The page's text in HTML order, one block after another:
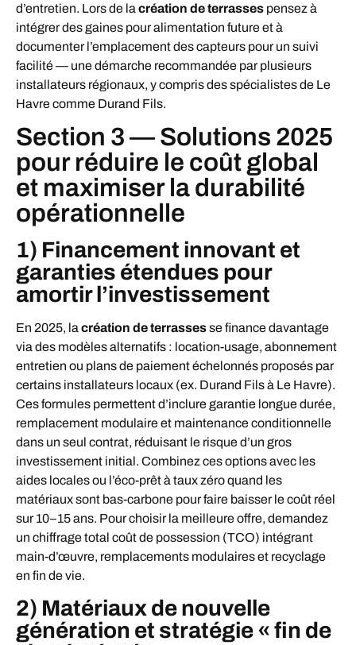
d’entretien. Lors de la création de terrasses pensez à
intégrer des gaines pour alimentation future et à
documenter l’emplacement des capteurs pour un suivi
facilité — une démarche recommandée par plusieurs
installateurs régionaux, y compris des spécialistes de Le
Havre comme Durand Fils.
Section 3 — Solutions 2025
pour réduire le coût global
et maximiser la durabilité
opérationnelle
1) Financement innovant et
garanties étendues pour
amortir l’investissement
En 2025, la création de terrassesse finance davantage
via des modèles alternatifs : location-usage, abonnement
entretien ou plans de paiement échelonnés proposés par
certains installateurs locaux (ex. Durand Fils à Le Havre).
Ces formules permettent d’inclure garantie longue durée,
remplacement modulaire et maintenance conditionnelle
dans un seul contrat, réduisant le risque d’un gros
investissement initial. Combinez ces options avec les
aides locales ou l’éco-prêt à taux zéro quand les
matériaux sont bas-carbone pour faire baisser le coût réel
sur 10–15 ans. Pour choisir la meilleure offre, demandez
un chiffrage total coût de possession (TCO) intégrant
main-d’œuvre, remplacements modulaires et recyclage
en fin de vie.
2) Matériaux de nouvelle
génération et stratégie « fin de